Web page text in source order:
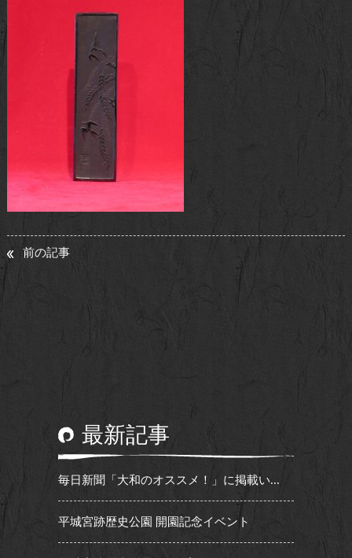
前の記事
最新記事
毎日新聞「大和のオススメ！」に掲載い...
平城宮跡歴史公園 開園記念イベント